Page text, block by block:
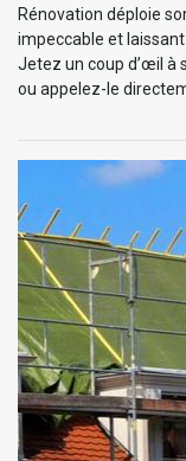
Rénovation déploie
impeccable et
Jetez un coup d’œil à
ou appelez-le